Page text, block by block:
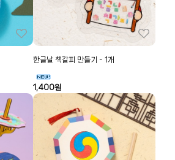
한글날 책갈피 만들기 - 1개
1,400원